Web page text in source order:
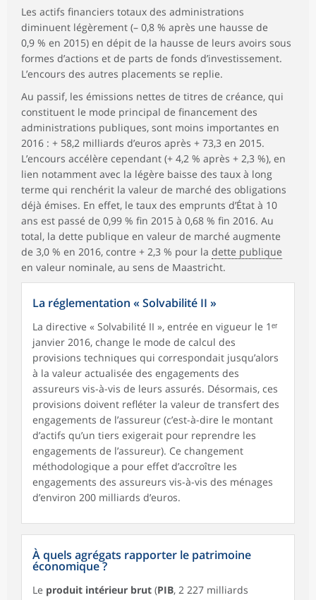
Les actifs financiers totaux des administrations
diminuent légèrement (– 0,8 % après une hausse de
0,9 % en 2015) en dépit de la hausse de leurs avoirs sous
formes d’actions et de parts de fonds d’investissement.
L’encours des autres placements se replie.
Au passif, les émissions nettes de titres de créance, qui
constituent le mode principal de financement des
administrations publiques, sont moins importantes en
2016 : + 58,2 milliards d’euros après + 73,3 en 2015.
L’encours accélère cependant (+ 4,2 % après + 2,3 %), en
lien notamment avec la légère baisse des taux à long
terme qui renchérit la valeur de marché des obligations
déjà émises. En effet, le taux des emprunts d’État à 10
ans est passé de 0,99 % fin 2015 à 0,68 % fin 2016. Au
total, la dette publique en valeur de marché augmente
de 3,0 % en 2016, contre + 2,3 % pour la dette publique
en valeur nominale, au sens de Maastricht.
La réglementation « Solvabilité II »
La directive « Solvabilité II », entrée en vigueur le 1ᵉʳ
janvier 2016, change le mode de calcul des
provisions techniques qui correspondait jusqu’alors
à la valeur actualisée des engagements des
assureurs vis-à-vis de leurs assurés. Désormais, ces
provisions doivent refléter la valeur de transfert des
engagements de l’assureur (c’est-à-dire le montant
d’actifs qu’un tiers exigerait pour reprendre les
engagements de l’assureur). Ce changement
méthodologique a pour effet d’accroître les
engagements des assureurs vis-à-vis des ménages
d’environ 200 milliards d’euros.
À quels agrégats rapporter le patrimoine
économique ?
Le produit intérieur brut (PIB, 2 227 milliards